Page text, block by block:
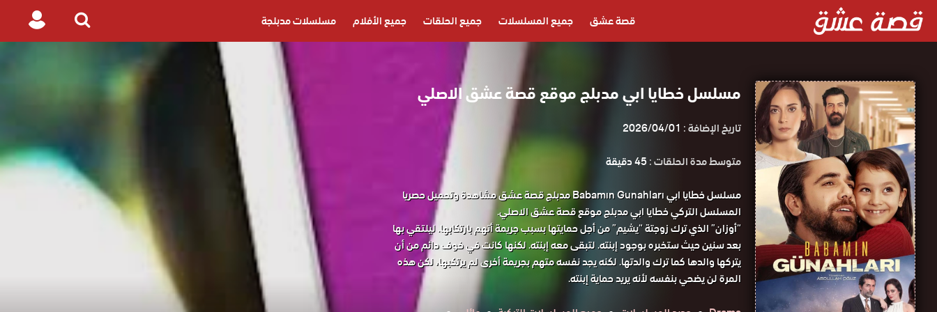
قصة عشق جميع المسلسلات جميع الحلقات جميع الأفلام مسلسلات مدبلجة
Search
Login
مسلسل خطايا ابي مدبلج موقع قصة عشق الاصلي
تاريخ الإضافة : 2026/04/01
متوسط مدة الحلقات :45 دقيقة
مسلسل خطايا ابي Babamın Gunahları مدبلج قصة عشق مشاهدة وتحميل حصريا
المسلسل التركي خطايا ابي مدبلج موقع قصة عشق الاصلي.
“أوزان” الذي ترك زوجتة “يشيم” من أجل حمايتها بسبب جريمة أتهم بارتكابها. ليلتقي بها
بعد سنين حيث ستخبره بوجود إبنته. لتبقى معه إبنته. لكنها كانت في خوف دائم من أن
يتركها والدها كما ترك والدتها. لكنه يجد نفسه متهم بجريمة أخرى لم يرتكبها، لكن هذه
المرة لن يضحي بنفسه لأنه يريد حماية إبنته.